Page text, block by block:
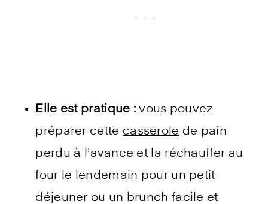
Elle est pratique :vous pouvez
préparer cette casserole de pain
perdu à l'avance et la réchauffer au
four le lendemain pour un petit-
déjeuner ou un brunch facile et